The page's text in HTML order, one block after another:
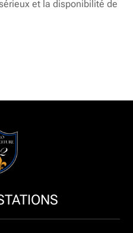
et la disponibilité de